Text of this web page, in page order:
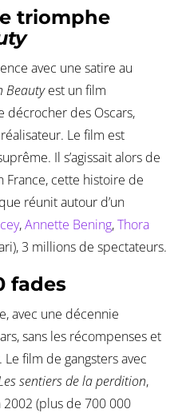
triomphe
avec une satire au
Beautyest un film
des Oscars,
Le film est
Il s’agissait alors de
France, cette histoire de
réunit autour d’un
,Annette Bening,Thora
3 millions de spectateurs.
fades
avec une décennie
sans les récompenses et
film de gangsters avec
sentiers de la perdition,
(plus de 700 000